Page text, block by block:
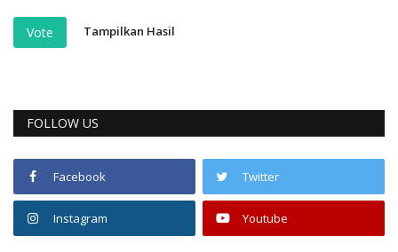
Vote Tampilkan Hasil
FOLLOW US
Facebook Twitter
Instagram Youtube